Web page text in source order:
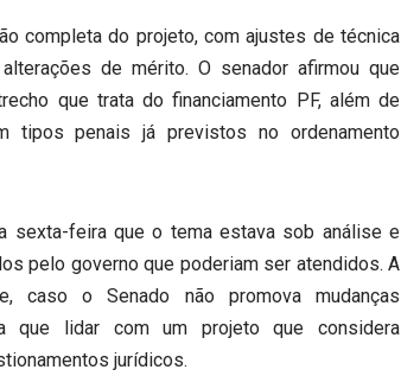
completa do projeto, com ajustes de técnica
de mérito. O senador afirmou que
que trata do financiamento PF, além de
tipos penais já previstos no ordenamento
sexta-feira que o tema estava sob análise e
pelo governo que poderiam ser atendidos. A
caso o Senado não promova mudanças
que lidar com um projeto que considera
jurídicos.